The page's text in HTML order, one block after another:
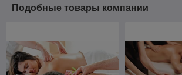
Подобные товары компании